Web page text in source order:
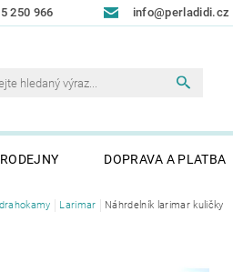
250 966 info@perladidi.cz
DOPRAVA A PLATBA
Larimar Náhrdelník larimar kuličky